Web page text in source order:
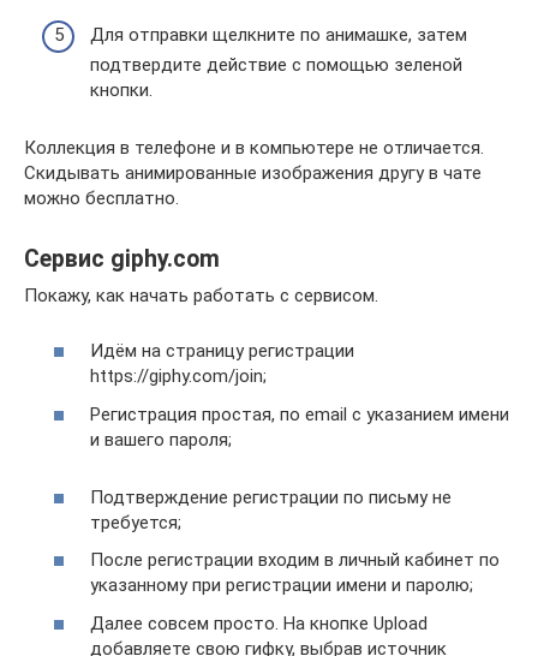
Для отправки щелкните по анимашке, затем
подтвердите действие с помощью зеленой
кнопки.
Коллекция в телефоне и в компьютере не отличается.
Скидывать анимированные изображения другу в чате
можно бесплатно.
Сервис giphy.com
Покажу, как начать работать с сервисом.
Идём на страницу регистрации
https://giphy.com/join;
Регистрация простая, по email с указанием имени
и вашего пароля;
Подтверждение регистрации по письму не
требуется;
После регистрации входим в личный кабинет по
указанному при регистрации имени и паролю;
Далее совсем просто. На кнопке Upload
добавляете свою гифку, выбрав источник